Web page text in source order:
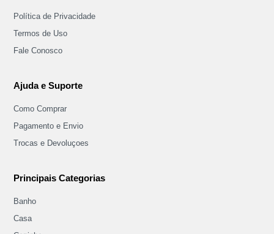
Política de Privacidade
Termos de Uso
Fale Conosco
Ajuda e Suporte
Como Comprar
Pagamento e Envio
Trocas e Devoluçoes
Principais Categorias
Banho
Casa